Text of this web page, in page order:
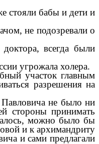
стояли бабы и дети и
не подозревали о
всегда были
угрожала холера.
участок главным
разрешения на
Павловича не было ни
стороны принимать
можно было бы
и к архимандриту
и сами предлагали